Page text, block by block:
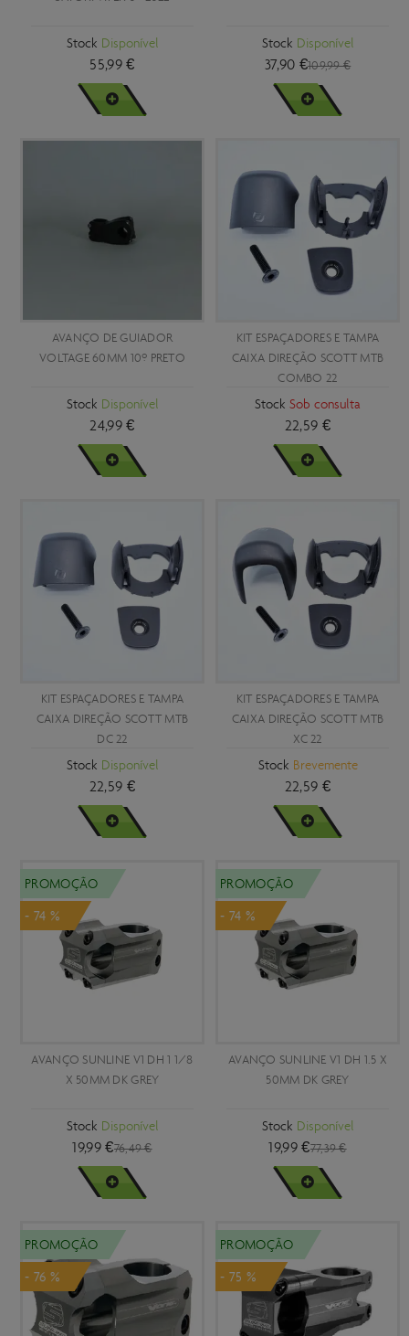
Stock Disponível
55,99 €
VER MAIS
Stock Disponível
37,90 €109,99 €
VER MAIS
AVANÇO DE GUIADOR
VOLTAGE 60MM 10º PRETO
Stock Disponível
24,99 €
VER MAIS
KIT ESPAÇADORES E TAMPA
CAIXA DIREÇÃO SCOTT MTB
COMBO 22
Stock Sob consulta
22,59 €
VER MAIS
KIT ESPAÇADORES E TAMPA
CAIXA DIREÇÃO SCOTT MTB
DC 22
Stock Disponível
22,59 €
VER MAIS
KIT ESPAÇADORES E TAMPA
CAIXA DIREÇÃO SCOTT MTB
XC 22
Stock Brevemente
22,59 €
VER MAIS
PROMOÇÃO
- 74 %
AVANÇO SUNLINE V1 DH 1 1/8
X 50MM DK GREY
Stock Disponível
19,99 €76,49 €
VER MAIS
PROMOÇÃO
- 74 %
AVANÇO SUNLINE V1 DH 1.5 X
50MM DK GREY
Stock Disponível
19,99 €77,39 €
VER MAIS
PROMOÇÃO
- 76 %
PROMOÇÃO
- 75 %